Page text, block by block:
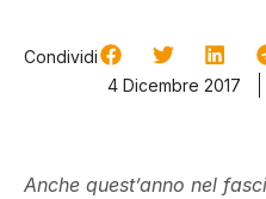
Condividi
4 Dicembre 2017
Anche quest’anno nel